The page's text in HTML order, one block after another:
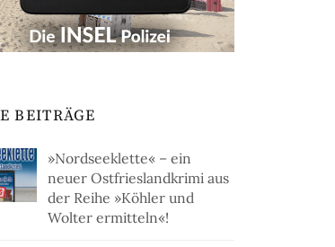
BEITRÄGE
»Nordseeklette« – ein
neuer Ostfrieslandkrimi aus
der Reihe »Köhler und
Wolter ermitteln«!